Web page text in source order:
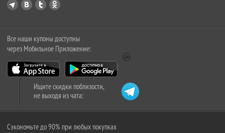
Все наши купоны доступны
через Мобильное Приложение:
Ищите скидки поблизости,
не выходя из чата:
Сэкономьте до 90% при любых покупках